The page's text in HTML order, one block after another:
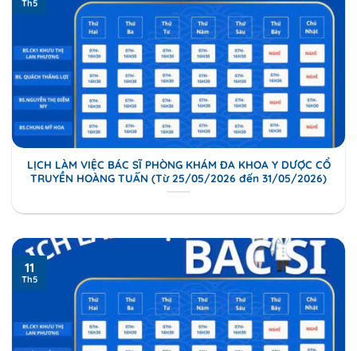
LỊCH LÀM VIỆC BÁC SĨ PHÒNG KHÁM ĐA KHOA Y DƯỢC CỔ
TRUYỀN HOÀNG TUẤN (Từ 25/05/2026 đến 31/05/2026)
Th5
11
Th5